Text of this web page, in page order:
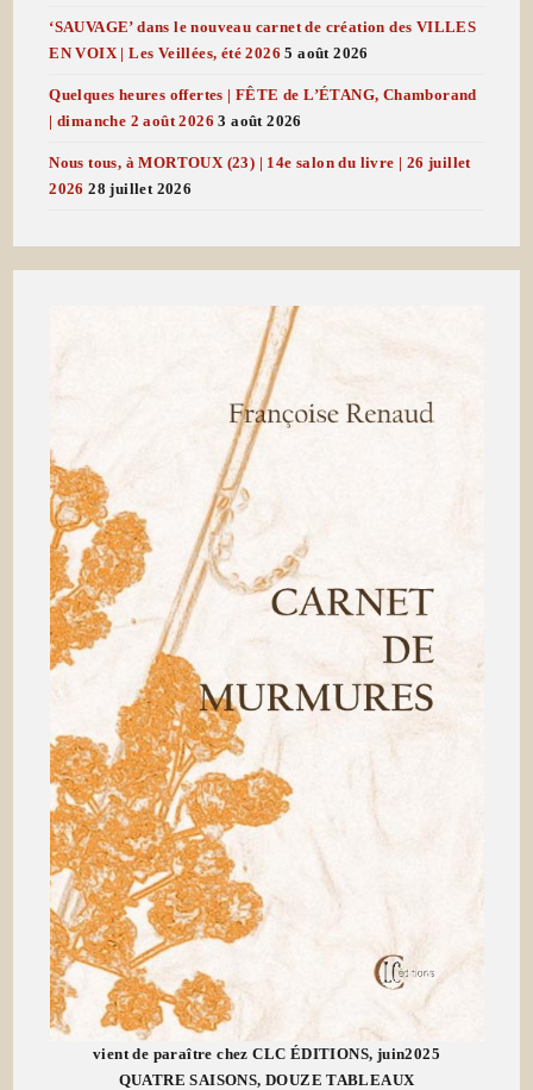
‘SAUVAGE’ dans le nouveau carnet de création des VILLES
EN VOIX | Les Veillées, été 2026 5 août 2026
Quelques heures offertes | FÊTE de L’ÉTANG, Chamborand
| dimanche 2 août 2026 3 août 2026
Nous tous, à MORTOUX (23) | 14e salon du livre | 26 juillet
2026 28 juillet 2026
vient de paraître chez CLC ÉDITIONS, juin2025
QUATRE SAISONS, DOUZE TABLEAUX